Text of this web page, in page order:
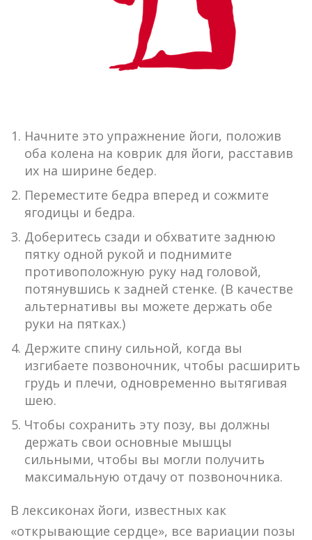
Начните это упражнение йоги, положив
оба колена на коврик для йоги, расставив
их на ширине бедер.
Переместите бедра вперед и сожмите
ягодицы и бедра.
Доберитесь сзади и обхватите заднюю
пятку одной рукой и поднимите
противоположную руку над головой,
потянувшись к задней стенке. (В качестве
альтернативы вы можете держать обе
руки на пятках.)
Держите спину сильной, когда вы
изгибаете позвоночник, чтобы расширить
грудь и плечи, одновременно вытягивая
шею.
Чтобы сохранить эту позу, вы должны
держать свои основные мышцы
сильными, чтобы вы могли получить
максимальную отдачу от позвоночника.
В лексиконах йоги, известных как
«открывающие сердце», все вариации позы